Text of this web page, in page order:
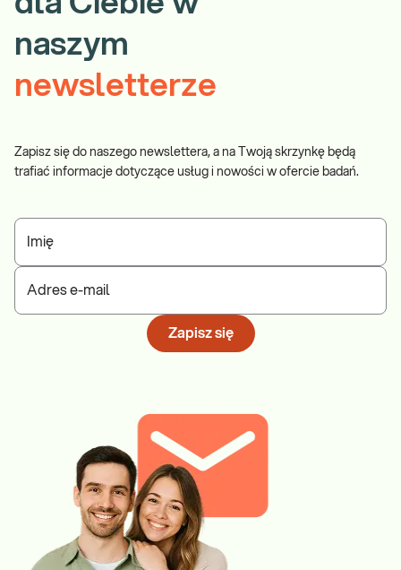
naszym
newsletterze
Zapisz się do naszego newslettera, a na Twoją skrzynkę będą
trafiać informacje dotyczące usług i nowości w ofercie badań.
Imię
Adres e-mail
Zapisz się